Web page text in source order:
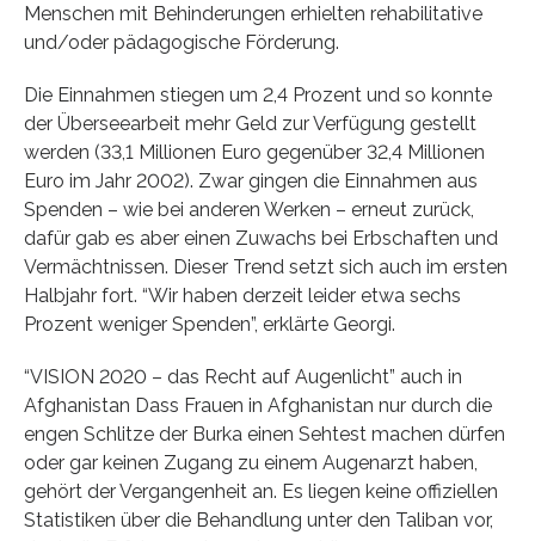
Menschen mit Behinderungen erhielten rehabilitative
und/oder pädagogische Förderung.
Die Einnahmen stiegen um 2,4 Prozent und so konnte
der Überseearbeit mehr Geld zur Verfügung gestellt
werden (33,1 Millionen Euro gegenüber 32,4 Millionen
Euro im Jahr 2002). Zwar gingen die Einnahmen aus
Spenden – wie bei anderen Werken – erneut zurück,
dafür gab es aber einen Zuwachs bei Erbschaften und
Vermächtnissen. Dieser Trend setzt sich auch im ersten
Halbjahr fort. “Wir haben derzeit leider etwa sechs
Prozent weniger Spenden”, erklärte Georgi.
“VISION 2020 – das Recht auf Augenlicht” auch in
Afghanistan Dass Frauen in Afghanistan nur durch die
engen Schlitze der Burka einen Sehtest machen dürfen
oder gar keinen Zugang zu einem Augenarzt haben,
gehört der Vergangenheit an. Es liegen keine offiziellen
Statistiken über die Behandlung unter den Taliban vor,